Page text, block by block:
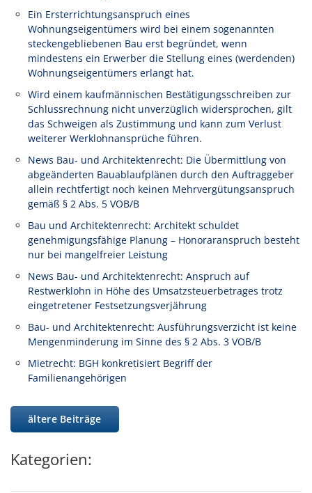
Ein Ersterrichtungsanspruch eines
Wohnungseigentümers wird bei einem sogenannten
steckengebliebenen Bau erst begründet, wenn
mindestens ein Erwerber die Stellung eines (werdenden)
Wohnungseigentümers erlangt hat.
Wird einem kaufmännischen Bestätigungsschreiben zur
Schlussrechnung nicht unverzüglich widersprochen, gilt
das Schweigen als Zustimmung und kann zum Verlust
weiterer Werklohnansprüche führen.
News Bau- und Architektenrecht: Die Übermittlung von
abgeänderten Bauablaufplänen durch den Auftraggeber
allein rechtfertigt noch keinen Mehrvergütungsanspruch
gemäß § 2 Abs. 5 VOB/B
Bau und Architektenrecht: Architekt schuldet
genehmigungsfähige Planung – Honoraranspruch besteht
nur bei mangelfreier Leistung
News Bau- und Architektenrecht: Anspruch auf
Restwerklohn in Höhe des Umsatzsteuerbetrages trotz
eingetretener Festsetzungsverjährung
Bau- und Architektenrecht: Ausführungsverzicht ist keine
Mengenminderung im Sinne des § 2 Abs. 3 VOB/B
Mietrecht: BGH konkretisiert Begriff der
Familienangehörigen
ältere Beiträge
Kategorien: